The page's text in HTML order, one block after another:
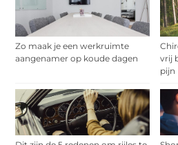
Zo maak je een werkruimte
aangenamer op koude dagen
vrij
pijn